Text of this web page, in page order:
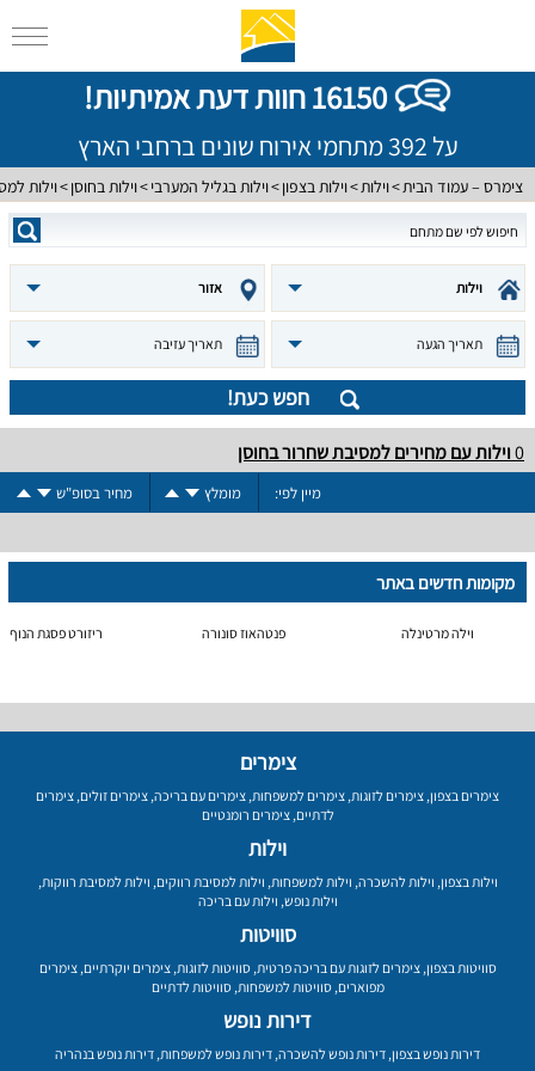
16150 חוות דעת אמיתיות!
על 392 מתחמי אירוח שונים ברחבי הארץ
צימרס – עמוד הבית וילות וילות בצפון וילות בגליל המערבי וילות בחוסן וילות
וילות אזור
תאריך הגעה תאריך עזיבה
חפש כעת!
0וילות עם מחירים למסיבת שחרור בחוסן
מיין לפי: מומלץ מחיר בסופ"ש
מקומות חדשים באתר
וילה מרטינלה פנטהאוז סונורה ריזורט פסגת הנוף
צימרים
צימרים בצפון, צימרים לזוגות, צימרים למשפחות, צימרים עם בריכה, צימרים זולים, צימרים
לדתיים,צימרים רומנטיים
וילות
וילות בצפון, וילות להשכרה, וילות למשפחות, וילות למסיבת רווקים, וילות למסיבת רווקות,
וילות נופש, וילות עם בריכה
סוויטות
סוויטות בצפון,צימרים לזוגות עם בריכה פרטית,סוויטות לזוגות,צימרים יוקרתיים,צימרים
מפוארים,סוויטות למשפחות,סוויטות לדתיים
דירות נופש
דירות נופש בצפון, דירות נופש להשכרה, דירות נופש למשפחות, דירות נופש בנהריה